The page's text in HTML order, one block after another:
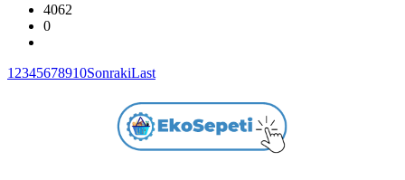
4062
0
1 2345678910SonrakiLast